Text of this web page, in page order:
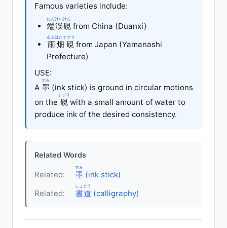
Famous varieties include:
端渓硯
たんけいけん
from China (Duanxi)
雨畑硯
あまはたすずり
from Japan (Yamanashi
Prefecture)
USE:
A 墨
すみ
(ink stick) is ground in circular motions
on the 硯
すずり
with a small amount of water to
produce ink of the desired consistency.
Related Words
Related: 墨
すみ
(ink stick)
Related:
書道
しょどう
(calligraphy)